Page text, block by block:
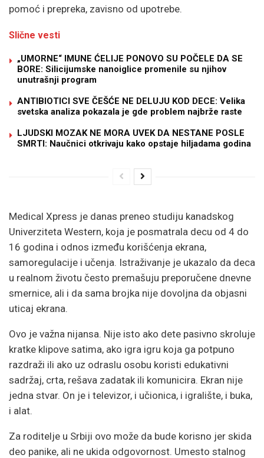
pomoć i prepreka, zavisno od upotrebe.
Slične vesti
„UMORNE“ IMUNE ĆELIJE PONOVO SU POČELE DA SE
BORE: Silicijumske nanoiglice promenile su njihov
unutrašnji program
ANTIBIOTICI SVE ČEŠĆE NE DELUJU KOD DECE: Velika
svetska analiza pokazala je gde problem najbrže raste
LJUDSKI MOZAK NE MORA UVEK DA NESTANE POSLE
SMRTI: Naučnici otkrivaju kako opstaje hiljadama godina
Medical Xpress je danas preneo studiju kanadskog
Univerziteta Western, koja je posmatrala decu od 4 do
16 godina i odnos između korišćenja ekrana,
samoregulacije i učenja. Istraživanje je ukazalo da deca
u realnom životu često premašuju preporučene dnevne
smernice, ali i da sama brojka nije dovoljna da objasni
uticaj ekrana.
Ovo je važna nijansa. Nije isto ako dete pasivno skroluje
kratke klipove satima, ako igra igru koja ga potpuno
razdraži ili ako uz odraslu osobu koristi edukativni
sadržaj, crta, rešava zadatak ili komunicira. Ekran nije
jedna stvar. On je i televizor, i učionica, i igralište, i buka,
i alat.
Za roditelje u Srbiji ovo može da bude korisno jer skida
deo panike, ali ne ukida odgovornost. Umesto stalnog